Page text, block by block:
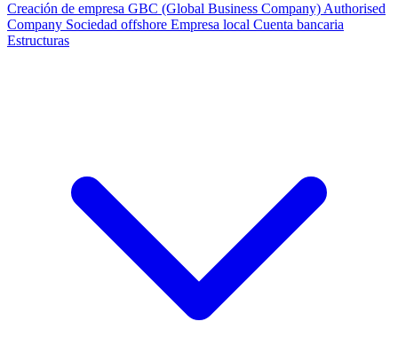
Creación de empresa GBC (Global Business Company) Authorised
Company Sociedad offshore Empresa local Cuenta bancaria
Estructuras